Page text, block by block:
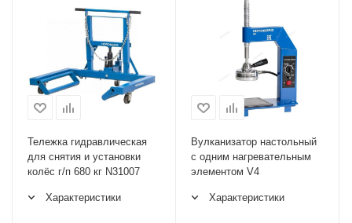
Тележка гидравлическая
для снятия и установки
колёс г/п 680 кг N31007
Характеристики
Вулканизатор настольный
с одним нагревательным
элементом V4
Характеристики